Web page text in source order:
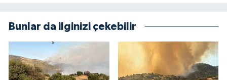
Bunlar da ilginizi çekebilir